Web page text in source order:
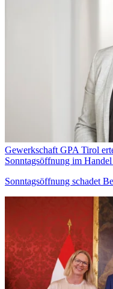
Gewerkschaft GPA Tirol
Sonntagsöffnung im
Sonntagsöffnung schadet